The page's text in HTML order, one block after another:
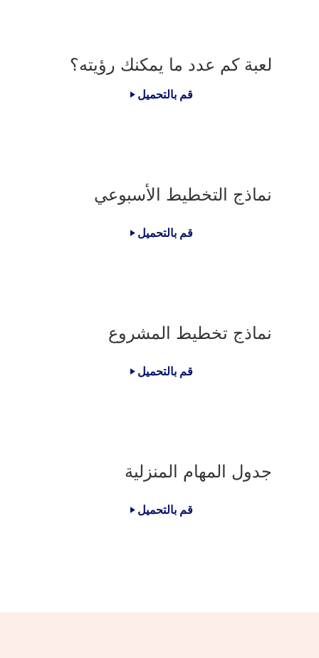
لعبة كم عدد ما يمكنك رؤيته؟
قم بالتحميل
نماذج التخطيط الأسبوعي
قم بالتحميل
نماذج تخطيط المشروع
قم بالتحميل
جدول المهام المنزلية
قم بالتحميل